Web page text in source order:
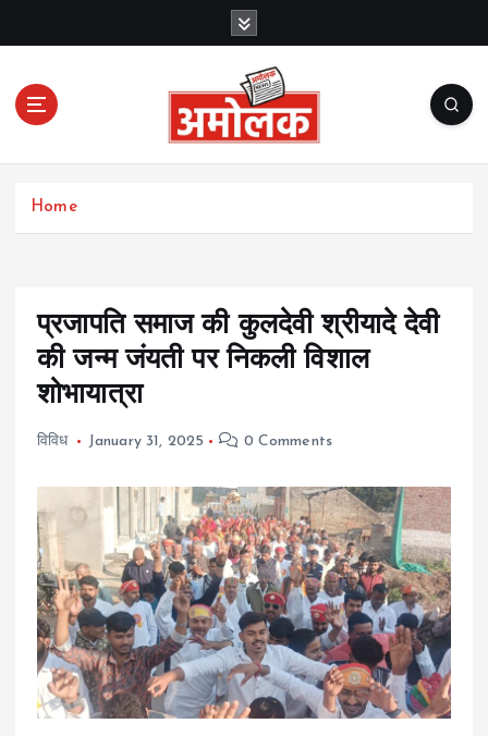
c
Amolak News
Home
प्रजापति समाज की कुलदेवी श्रीयादे देवी
की जन्म जंयती पर निकली विशाल
शोभायात्रा
विविध January 31, 2025 0 Comments